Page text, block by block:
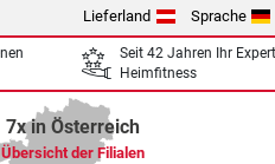
Lieferland Sprache
Seit 42 Jahren Ihr
Heimfitness
7x in Österreich
Übersicht der Filialen